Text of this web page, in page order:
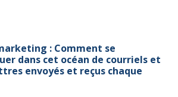
: Comment se
dans cet océan de courriels et
envoyés et reçus chaque